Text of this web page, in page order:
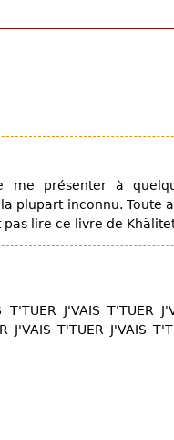
me présenter à
plupart inconnu. Toute
lire ce livre de
T'TUER J'VAIS T'TUER
J'VAIS T'TUER J'VAIS